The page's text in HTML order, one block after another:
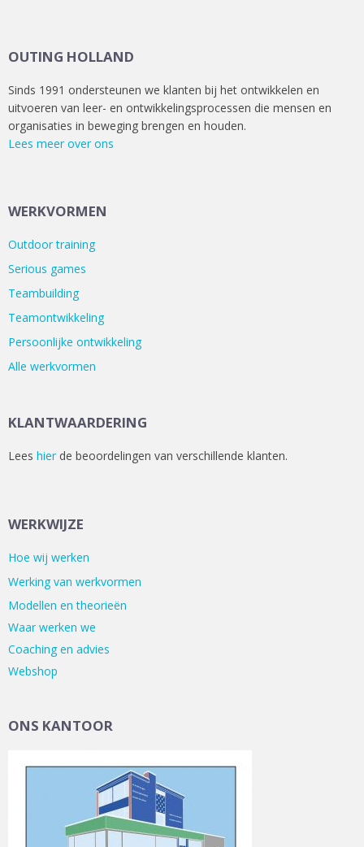
OUTING HOLLAND
Sinds 1991 ondersteunen we klanten bij het ontwikkelen en
uitvoeren van leer- en ontwikkelingsprocessen die mensen en
organisaties in beweging brengen en houden.
Lees meer over ons
WERKVORMEN
Outdoor training
Serious games
Teambuilding
Teamontwikkeling
Persoonlijke ontwikkeling
Alle werkvormen
KLANTWAARDERING
Lees hier de beoordelingen van verschillende klanten.
WERKWIJZE
Hoe wij werken
Werking van werkvormen
Modellen en theorieën
Waar werken we
Coaching en advies
Webshop
ONS KANTOOR